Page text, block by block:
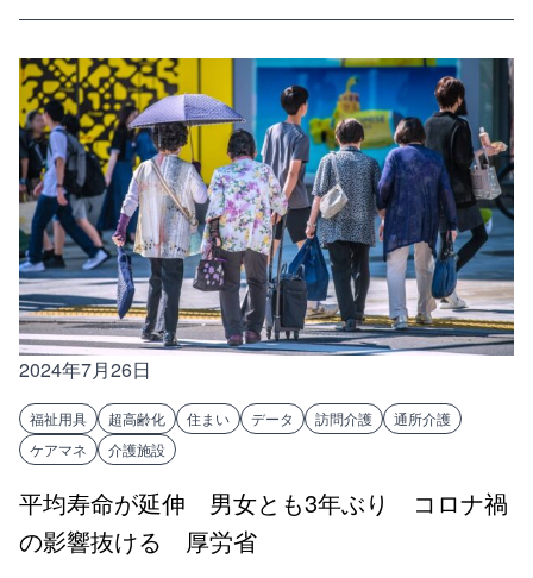
2024年7月26日
福祉用具 超高齢化 住まい データ 訪問介護
通所介護
ケアマネ
介護施設
平均寿命が延伸 男女とも3年ぶり コロナ禍
の影響抜ける 厚労省